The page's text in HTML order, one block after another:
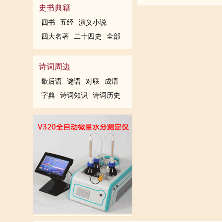
史书典籍
四书 五经
演义小说
四大名著
二十四史 全部
诗词周边
歇后语 谜语 对联
成语
字典
诗词知识 诗词历史